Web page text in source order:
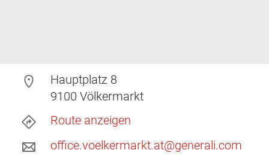
Hauptplatz 8
9100 Völkermarkt
Route anzeigen
office.voelkermarkt.at@generali.com